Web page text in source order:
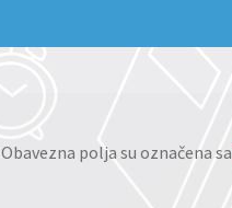
Obavezna polja su označena sa